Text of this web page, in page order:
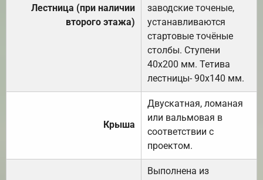
Лестница (при наличии
второго этажа)
заводские точеные,
устанавливаются
стартовые точёные
столбы. Ступени
40х200 мм. Тетива
лестницы- 90х140 мм.
Крыша
Двускатная, ломаная
или вальмовая в
соответствии с
проектом.
Выполнена из